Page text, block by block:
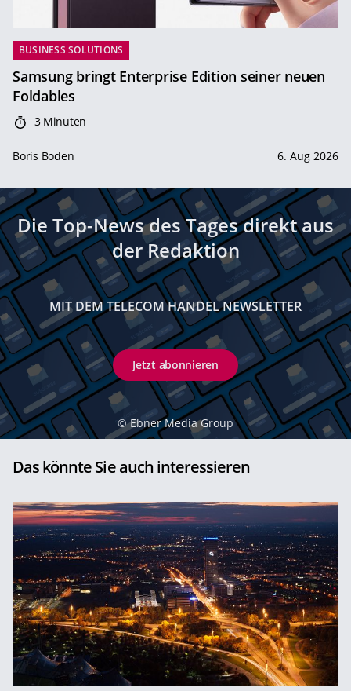
BUSINESS SOLUTIONS
Samsung bringt Enterprise Edition seiner neuen
Foldables
3 Minuten
Boris Boden 6. Aug 2026
Die Top-News des Tages direkt aus
der Redaktion
MIT DEM TELECOM HANDEL NEWSLETTER
Jetzt abonnieren
© Ebner Media Group
Das könnte Sie auch interessieren